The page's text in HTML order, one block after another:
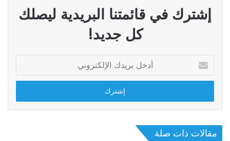
إشترك في قائمتنا البريدية ليصلك
كل جديد!
بريدك
الإلكتروني
مقالات ذات صلة